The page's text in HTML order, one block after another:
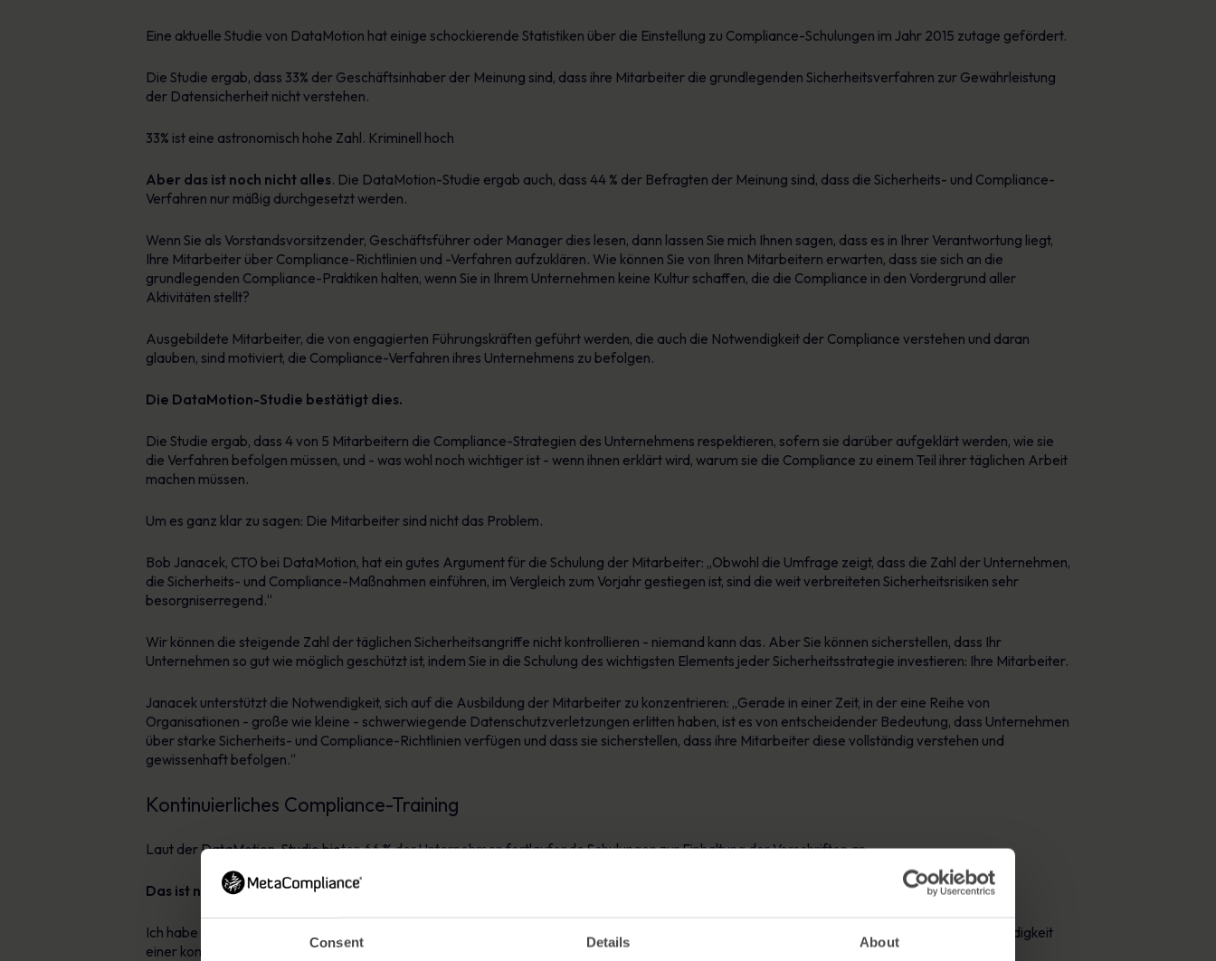
Consent Details About
Eine aktuelle Studie von DataMotion hat einige schockierende Statistiken über die Einstellung zu Compliance-Schulungen im Jahr 2015 zutage gefördert.
Die Studie ergab, dass 33% der Geschäftsinhaber der Meinung sind, dass ihre Mitarbeiter die grundlegenden Sicherheitsverfahren zur Gewährleistung
der Datensicherheit nicht verstehen.
33% ist eine astronomisch hohe Zahl. Kriminell hoch
Aber das ist noch nicht alles. Die DataMotion-Studie ergab auch, dass 44 % der Befragten der Meinung sind, dass die Sicherheits- und Compliance-
Verfahren nur mäßig durchgesetzt werden.
Wenn Sie als Vorstandsvorsitzender, Geschäftsführer oder Manager dies lesen, dann lassen Sie mich Ihnen sagen, dass es in Ihrer Verantwortung liegt,
Ihre Mitarbeiter über Compliance-Richtlinien und -Verfahren aufzuklären. Wie können Sie von Ihren Mitarbeitern erwarten, dass sie sich an die
grundlegenden Compliance-Praktiken halten, wenn Sie in Ihrem Unternehmen keine Kultur schaffen, die die Compliance in den Vordergrund aller
Aktivitäten stellt?
Ausgebildete Mitarbeiter, die von engagierten Führungskräften geführt werden, die auch die Notwendigkeit der Compliance verstehen und daran
glauben, sind motiviert, die Compliance-Verfahren ihres Unternehmens zu befolgen.
Die DataMotion-Studie bestätigt dies.
Die Studie ergab, dass 4 von 5 Mitarbeitern die Compliance-Strategien des Unternehmens respektieren, sofern sie darüber aufgeklärt werden, wie sie
die Verfahren befolgen müssen, und - was wohl noch wichtiger ist - wenn ihnen erklärt wird, warum sie die Compliance zu einem Teil ihrer täglichen Arbeit
machen müssen.
Um es ganz klar zu sagen: Die Mitarbeiter sind nicht das Problem.
Bob Janacek, CTO bei DataMotion, hat ein gutes Argument für die Schulung der Mitarbeiter: „Obwohl die Umfrage zeigt, dass die Zahl der Unternehmen,
die Sicherheits- und Compliance-Maßnahmen einführen, im Vergleich zum Vorjahr gestiegen ist, sind die weit verbreiteten Sicherheitsrisiken sehr
besorgniserregend.“
Wir können die steigende Zahl der täglichen Sicherheitsangriffe nicht kontrollieren - niemand kann das. Aber Sie können sicherstellen, dass Ihr
Unternehmen so gut wie möglich geschützt ist, indem Sie in die Schulung des wichtigsten Elements jeder Sicherheitsstrategie investieren: Ihre Mitarbeiter.
Janacek unterstützt die Notwendigkeit, sich auf die Ausbildung der Mitarbeiter zu konzentrieren: „Gerade in einer Zeit, in der eine Reihe von
Organisationen - große wie kleine - schwerwiegende Datenschutzverletzungen erlitten haben, ist es von entscheidender Bedeutung, dass Unternehmen
über starke Sicherheits- und Compliance-Richtlinien verfügen und dass sie sicherstellen, dass ihre Mitarbeiter diese vollständig verstehen und
gewissenhaft befolgen.“
Kontinuierliches Compliance-Training
Laut der DataMotion-Studie bieten 66 % der Unternehmen fortlaufende Schulungen zur Einhaltung der Vorschriften an.
Das ist nicht hoch genug.
Ich habe über das wiederholte Versagen geschrieben, das Sicherheitsbewusstsein ernst zu nehmen. Die Konsequenzen, wenn man die Notwendigkeit
einer kontinuierlichen Schulung zur Einhaltung der Vorschriften übersieht, liegen auf der Hand: